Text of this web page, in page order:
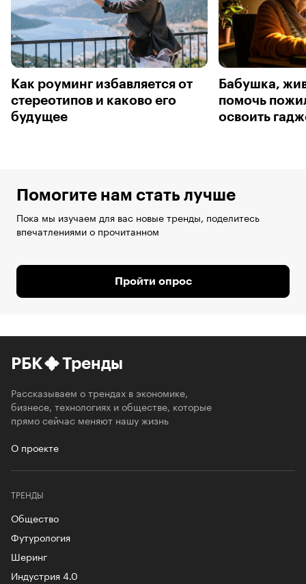
Как роуминг избавляется от
стереотипов и каково его
будущее
Бабушка,
помочь
освоить
Помогите нам стать лучше
Пока мы изучаем для вас новые тренды, поделитесь
впечатлениями о прочитанном
Пройти опрос
РБК Тренды
Рассказываем о трендах в экономике,
бизнесе, технологиях и обществе, которые
прямо сейчас меняют нашу жизнь
О проекте
ТРЕНДЫ
Общество
Футурология
Шеринг
Индустрия 4.0